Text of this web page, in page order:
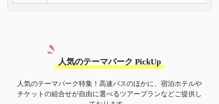
人気のテーマパーク PickUp
人気のテーマパーク特集！高速バスのほかに、宿泊ホテルや
チケットの組合せが自由に選べるツアープランなどご提供し